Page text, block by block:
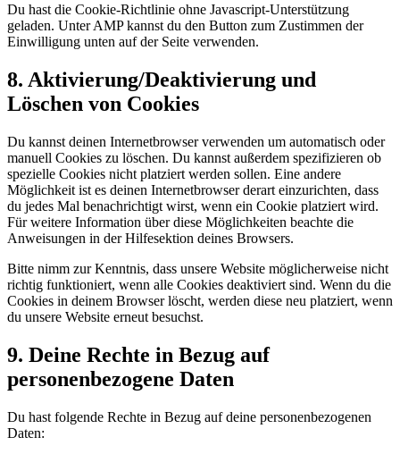
Du hast die Cookie-Richtlinie ohne Javascript-Unterstützung
geladen. Unter AMP kannst du den Button zum Zustimmen der
Einwilligung unten auf der Seite verwenden.
8. Aktivierung/Deaktivierung und
Löschen von Cookies
Du kannst deinen Internetbrowser verwenden um automatisch oder
manuell Cookies zu löschen. Du kannst außerdem spezifizieren ob
spezielle Cookies nicht platziert werden sollen. Eine andere
Möglichkeit ist es deinen Internetbrowser derart einzurichten, dass
du jedes Mal benachrichtigt wirst, wenn ein Cookie platziert wird.
Für weitere Information über diese Möglichkeiten beachte die
Anweisungen in der Hilfesektion deines Browsers.
Bitte nimm zur Kenntnis, dass unsere Website möglicherweise nicht
richtig funktioniert, wenn alle Cookies deaktiviert sind. Wenn du die
Cookies in deinem Browser löscht, werden diese neu platziert, wenn
du unsere Website erneut besuchst.
9. Deine Rechte in Bezug auf
personenbezogene Daten
Du hast folgende Rechte in Bezug auf deine personenbezogenen
Daten: